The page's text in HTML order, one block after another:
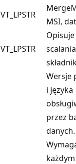
VT_LPSTR
MSI,
VT_LPSTR
Wersje
i języka
przez
danych.